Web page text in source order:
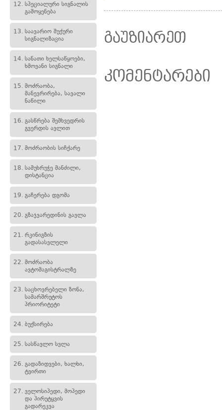
12. სპეციალური სიგნალის
გამოყენება
13. საავარიო შუქური
სიგნალიზაცია
14. სანათი ხელსაწყოები,
ხმოვანი სიგნალი
15. მოძრაობა,
მანევრირება, სავალი
ნაწილი
16. გასწრება შემხვედრის
გვერდის ავლით
17. მოძრაობის სიჩქარე
18. სამუხრუჭე მანძილი,
დისტანცია
19. გაჩერება დგომა
20. გზაჯვარედინის გავლა
21. რკინიგზის
გადასასვლელი
22. მოძრაობა
ავტომაგისტრალზე
23. საცხოვრებელი ზონა,
სამარშრუტოს
პრიორიტეტი
24. ბუქსირება
25. სასწავლო სვლა
26. გადაზიდვები, ხალხი,
ტვირთი
27. ველოსიპედი, მოპედი
და პირუტყვის
გადარეკვა
გაუზიარეთ
კომენტარები